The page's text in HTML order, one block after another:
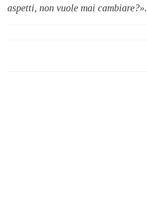
aspetti, non vuole mai cambiare?».